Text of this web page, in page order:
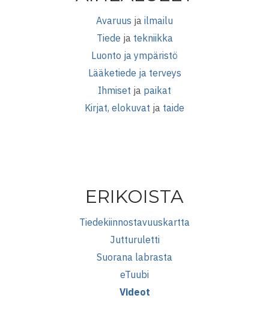
Avaruus ja ilmailu
Tiede ja tekniikka
Luonto ja ympäristö
Lääketiede ja terveys
Ihmiset ja paikat
Kirjat, elokuvat ja taide
ERIKOISTA
Tiedekiinnostavuuskartta
Jutturuletti
Suorana labrasta
eTuubi
Videot